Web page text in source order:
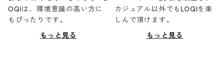
OQIは、環境意識の高い方に
もぴったりです。
もっと見る
カジュアル以外でもLOQIを楽
しんで頂けます。
もっと見る